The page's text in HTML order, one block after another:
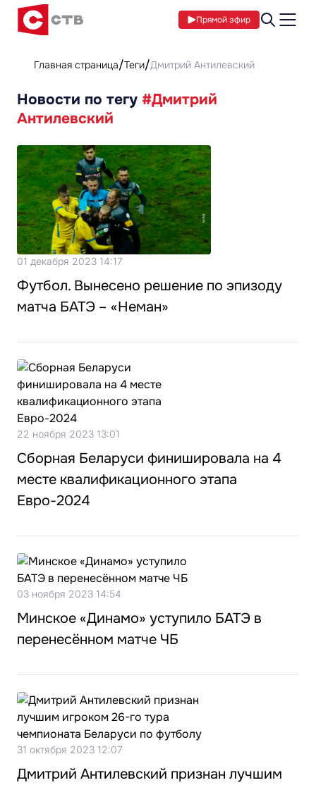
Прямой эфир
Главная страница Теги Дмитрий Антилевский
Новости по тегу #Дмитрий
Антилевский
01 декабря 2023 14:17
Футбол. Вынесено решение по эпизоду
матча БАТЭ – «Неман»
22 ноября 2023 13:01
Сборная Беларуси финишировала на 4
месте квалификационного этапа
Евро-2024
03 ноября 2023 14:54
Минское «Динамо» уступило БАТЭ в
перенесённом матче ЧБ
31 октября 2023 12:07
Дмитрий Антилевский признан лучшим